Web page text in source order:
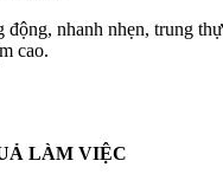
nhanh nhẹn, trung
cao.
LÀM VIỆC